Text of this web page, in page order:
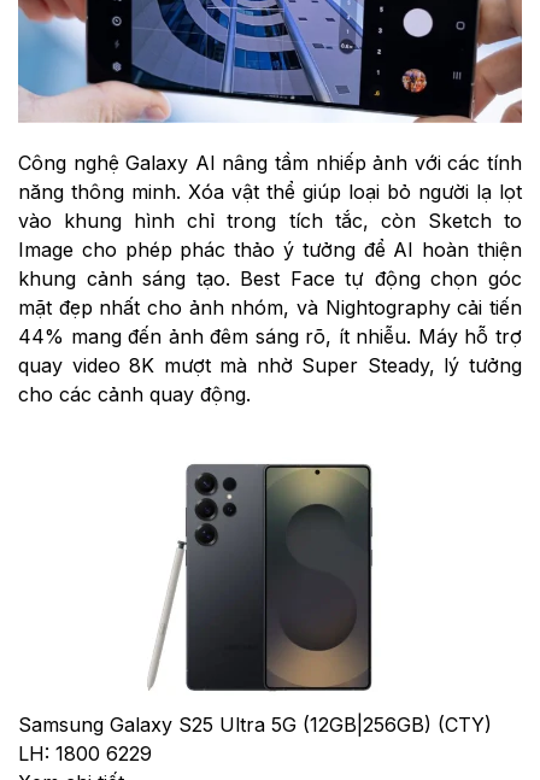
Công nghệ Galaxy AI nâng tầm nhiếp ảnh với các tính
năng thông minh. Xóa vật thể giúp loại bỏ người lạ lọt
vào khung hình chỉ trong tích tắc, còn Sketch to
Image cho phép phác thảo ý tưởng để AI hoàn thiện
khung cảnh sáng tạo. Best Face tự động chọn góc
mặt đẹp nhất cho ảnh nhóm, và Nightography cải tiến
44% mang đến ảnh đêm sáng rõ, ít nhiễu. Máy hỗ trợ
quay video 8K mượt mà nhờ Super Steady, lý tưởng
cho các cảnh quay động.
Samsung Galaxy S25 Ultra 5G (12GB|256GB) (CTY)
LH: 1800 6229